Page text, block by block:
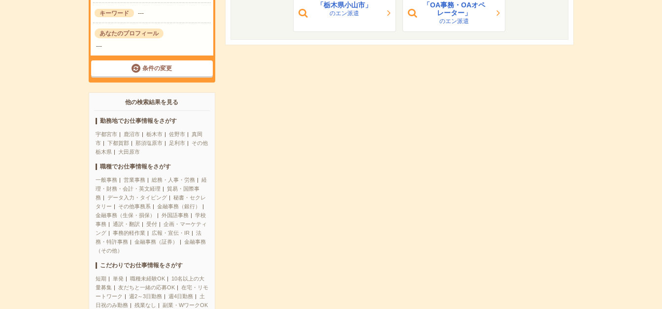
キーワード ---
あなたのプロフィール
---
条件の変更
他の検索結果を見る
勤務地でお仕事情報をさがす
宇都宮市 鹿沼市 栃木市 佐野市
真岡
市
下都賀郡 那須塩原市 足利市
その他
栃木県
大田原市
職種でお仕事情報をさがす
一般事務 営業事務 総務・人事・労務
経
理・財務・会計・英文経理
貿易・国際事
務
データ入力・タイピング
秘書・セクレ
タリー
その他事務系
金融事務（銀行）
金融事務（生保・損保）
外国語事務
学校
事務
通訳・翻訳 受付
企画・マーケティ
ング
事務的軽作業 広報・宣伝・IR
法
務・特許事務
金融事務（証券）
金融事務
（その他）
こだわりでお仕事情報をさがす
短期 単発 職種未経験OK
10名以上の大
量募集
友だちと一緒の応募OK
在宅・リモ
ートワーク
週2～3日勤務 週4日勤務
土
日祝のみ勤務
残業なし
副業・WワークOK
「栃木県小山市」
のエン派遣
「OA事務・OAオペ
レーター」
のエン派遣